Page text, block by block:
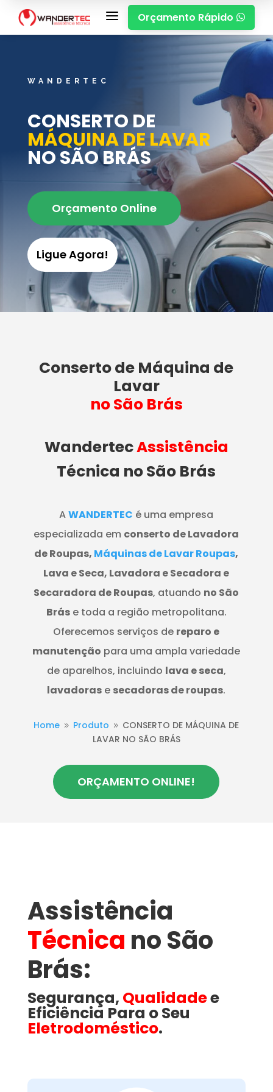
a Orçamento Rápido 
WANDERTEC
CONSERTO DE
MÁQUINA DE LAVAR
NO SÃO BRÁS
Orçamento Online
Ligue Agora!
Conserto de Máquina de
Lavar
no São Brás
WandertecAssistência
Técnica no São Brás
AWANDERTEC é uma empresa
especializada em conserto de Lavadora
de Roupas, Máquinas de Lavar Roupas,
Lava e Seca, Lavadora e Secadora e
Secaradora de Roupas, atuando no São
Bráse toda a região metropolitana.
Oferecemos serviços de reparo e
manutenção para uma ampla variedade
de aparelhos, incluindo lava e seca,
lavadoras e secadoras de roupas.
Home 9 Produto 9 CONSERTO DE MÁQUINA DE
LAVAR NO SÃO BRÁS
ORÇAMENTO ONLINE!
Assistência
Técnica no São
Brás​:
Segurança, Qualidadee
Eficiência Para o Seu
Eletrodoméstico.